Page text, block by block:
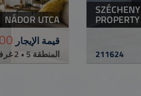
PROPERTY
211624
NÁDOR UTCA
قيمة الإيجار
المنطقة 5 • 2 غرف النوم • 124 m